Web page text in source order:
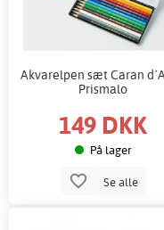
Akvarelpen sæt Caran
Prismalo
149 DKK
På lager
Se alle